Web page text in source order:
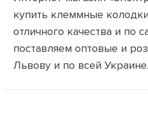
купить клеммные
отличного качества и по
поставляем оптовые и
Львову и по всей Украине.